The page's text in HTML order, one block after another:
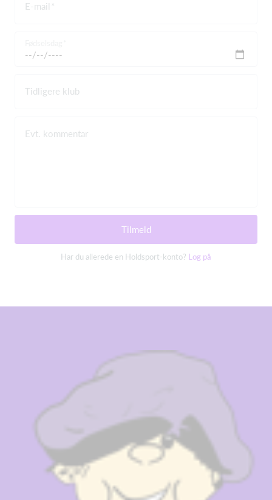
E-mail
Tidligere klub
Evt. kommentar
Tilmeld
Har du allerede en Holdsport-konto? Log på